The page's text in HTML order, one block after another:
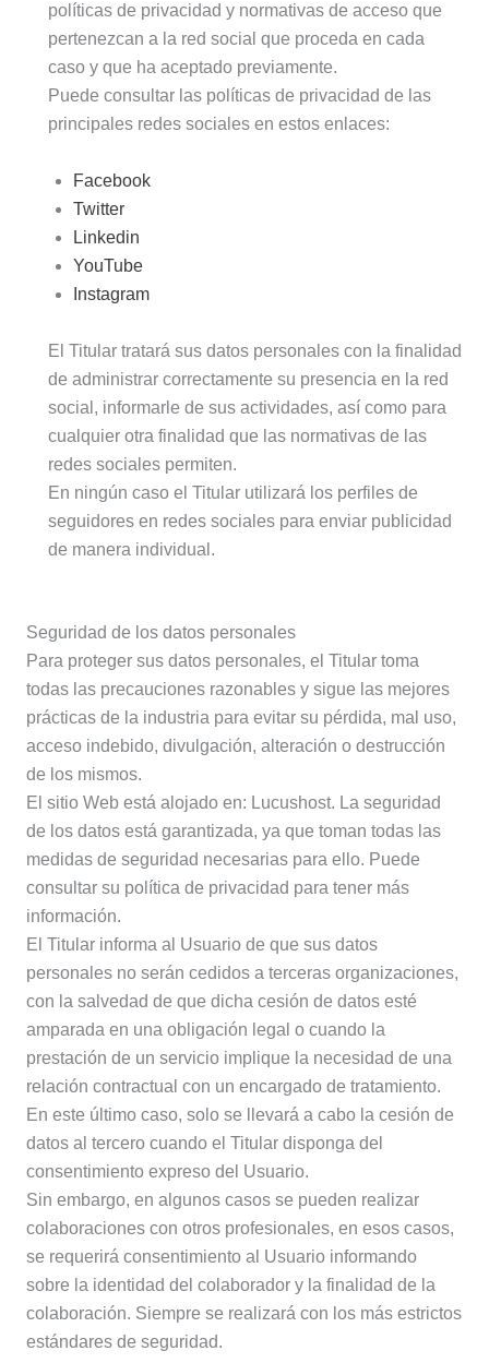
políticas de privacidad y normativas de acceso que
pertenezcan a la red social que proceda en cada
caso y que ha aceptado previamente.
Puede consultar las políticas de privacidad de las
principales redes sociales en estos enlaces:
Facebook
Twitter
Linkedin
YouTube
Instagram
El Titular tratará sus datos personales con la finalidad
de administrar correctamente su presencia en la red
social, informarle de sus actividades, así como para
cualquier otra finalidad que las normativas de las
redes sociales permiten.
En ningún caso el Titular utilizará los perfiles de
seguidores en redes sociales para enviar publicidad
de manera individual.
Seguridad de los datos personales
Para proteger sus datos personales, el Titular toma
todas las precauciones razonables y sigue las mejores
prácticas de la industria para evitar su pérdida, mal uso,
acceso indebido, divulgación, alteración o destrucción
de los mismos.
El sitio Web está alojado en: Lucushost. La seguridad
de los datos está garantizada, ya que toman todas las
medidas de seguridad necesarias para ello. Puede
consultar su política de privacidad para tener más
información.
El Titular informa al Usuario de que sus datos
personales no serán cedidos a terceras organizaciones,
con la salvedad de que dicha cesión de datos esté
amparada en una obligación legal o cuando la
prestación de un servicio implique la necesidad de una
relación contractual con un encargado de tratamiento.
En este último caso, solo se llevará a cabo la cesión de
datos al tercero cuando el Titular disponga del
consentimiento expreso del Usuario.
Sin embargo, en algunos casos se pueden realizar
colaboraciones con otros profesionales, en esos casos,
se requerirá consentimiento al Usuario informando
sobre la identidad del colaborador y la finalidad de la
colaboración. Siempre se realizará con los más estrictos
estándares de seguridad.